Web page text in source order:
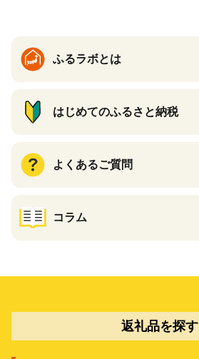
ふるラボとは
はじめてのふるさと納税
よくあるご質問
コラム
返礼品を探す